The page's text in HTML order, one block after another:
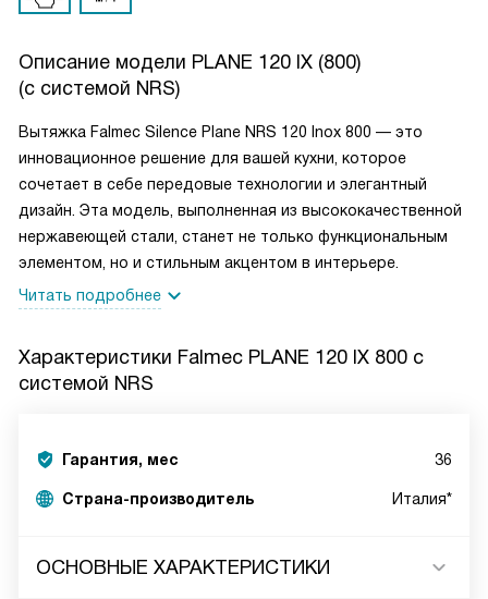
Описание модели PLANE 120 IX (800)
(c системой NRS)
Вытяжка Falmec Silence Plane NRS 120 Inox 800 — это
инновационное решение для вашей кухни, которое
сочетает в себе передовые технологии и элегантный
дизайн. Эта модель, выполненная из высококачественной
нержавеющей стали, станет не только функциональным
элементом, но и стильным акцентом в интерьере.
Читать подробнее
Характеристики Falmec PLANE 120 IX 800 c
системой NRS
Гарантия, мес 36
Страна-производитель Италия*
ОСНОВНЫЕ ХАРАКТЕРИСТИКИ